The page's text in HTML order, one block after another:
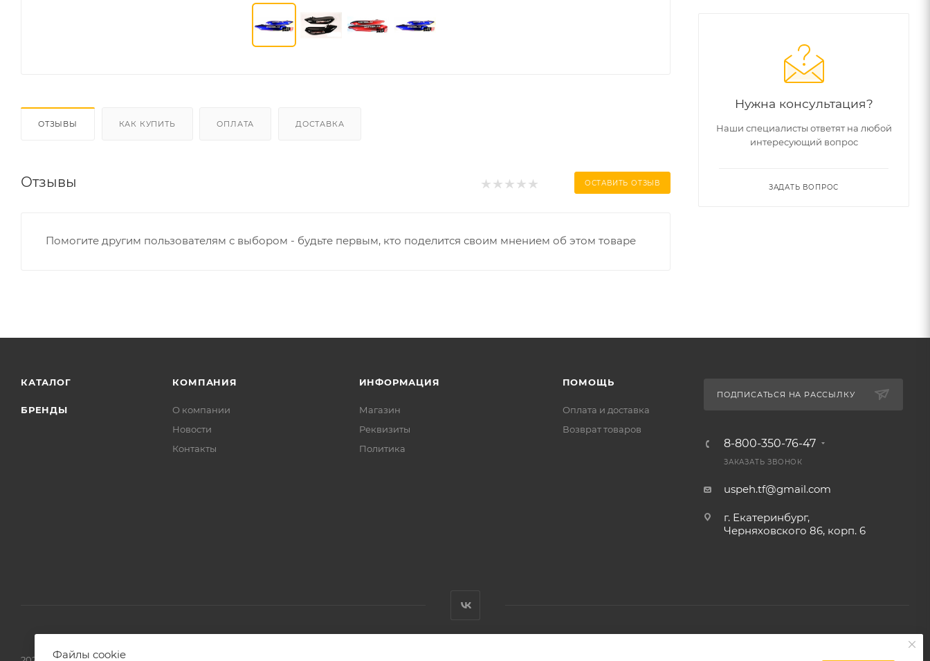
ОТЗЫВЫ КАК КУПИТЬ ОПЛАТА ДОСТАВКА
Отзывы ОСТАВИТЬ ОТЗЫВ
Помогите другим пользователям с выбором - будьте первым, кто поделится своим мнением об этом товаре
Нужна консультация?
Наши специалисты ответят на любой
интересующий вопрос
ЗАДАТЬ ВОПРОС
КАТАЛОГ
БРЕНДЫ
КОМПАНИЯ
О компании
Новости
Контакты
ИНФОРМАЦИЯ
Магазин
Реквизиты
Политика
ПОМОЩЬ
Оплата и доставка
Возврат товаров
ПОДПИСАТЬСЯ НА РАССЫЛКУ
8-800-350-76-47
ЗАКАЗАТЬ ЗВОНОК
uspeh.tf@gmail.com
г. Екатеринбург,
Черняховского 86, корп. 6​
Файлы cookie